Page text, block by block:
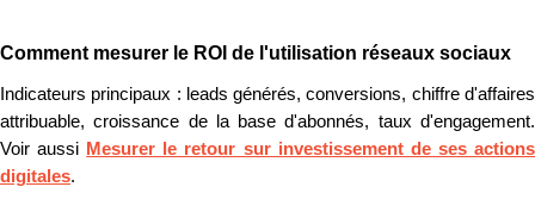
Comment mesurer le ROI de l'utilisation réseaux sociaux
Indicateurs principaux : leads générés, conversions, chiffre d'affaires
attribuable, croissance de la base d'abonnés, taux d'engagement.
Voir aussi Mesurer le retour sur investissement de ses actions
digitales.